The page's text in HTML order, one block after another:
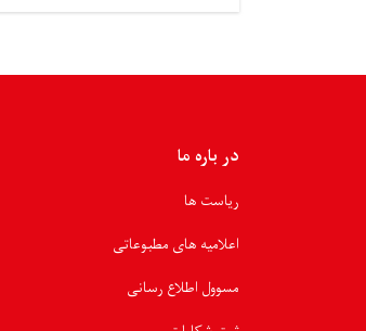
در باره ما
ریاست ها
اعلامیه های مطبوعاتی
مسوول اطلاع رسانی